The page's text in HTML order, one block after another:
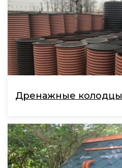
Дренажные колодцы